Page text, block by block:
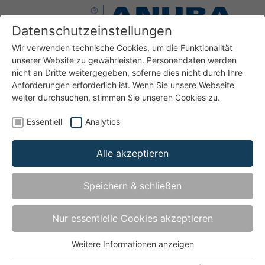
Bänder für Türen und Fenster aus Holz
Duplex DU320-3D-TGB
Duplex DU320-3D-TGB
Haustürband mit Bandtasche und Flügelbolzen - bis
Türgewicht 160 kg
Datenschutzeinstellungen
Wir verwenden technische Cookies, um die Funktionalität
unserer Website zu gewährleisten. Personendaten werden
nicht an Dritte weitergegeben, soferne dies nicht durch Ihre
Anforderungen erforderlich ist. Wenn Sie unsere Webseite
weiter durchsuchen, stimmen Sie unseren Cookies zu.
Essentiell Analytics
Alle akzeptieren
Speichern & schließen
Nur essentielle Cookies akzeptieren
Weitere Informationen anzeigen